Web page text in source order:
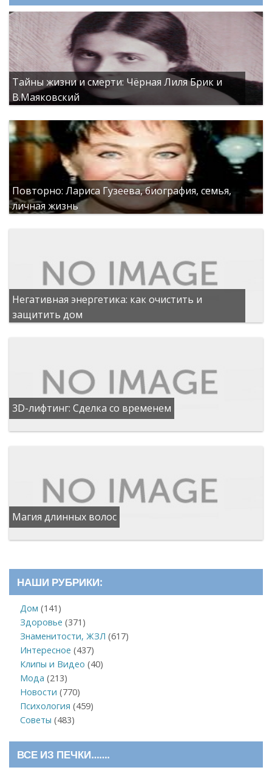
Тайны жизни и смерти: Чёрная Лиля Брик и
В.Маяковский
Повторно: Лариса Гузеева, биография, семья,
личная жизнь
Негативная энергетика: как очистить и
защитить дом
3D-лифтинг: Сделка со временем
Магия длинных волос
НАШИ РУБРИКИ:
Дом (141)
Здоровье (371)
Знаменитости, ЖЗЛ (617)
Интересное (437)
Клипы и Видео (40)
Мода (213)
Новости (770)
Психология (459)
Советы (483)
ВСЕ ИЗ ПЕЧКИ…….